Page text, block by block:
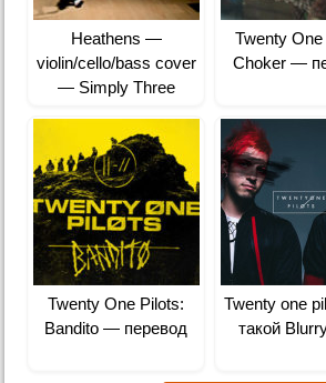
Heathens —
violin/cello/bass cover
— Simply Three
Twenty
Choker —
Twenty One Pilots:
Bandito — перевод
Twenty one
такой